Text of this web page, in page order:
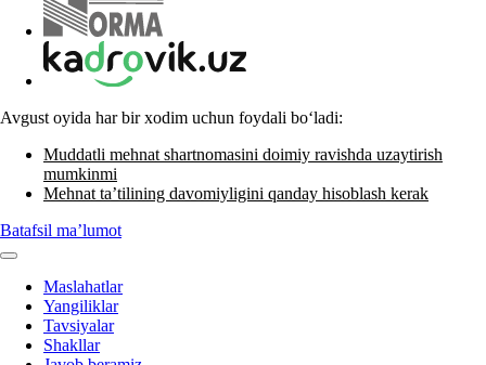
Avgust oyida har bir хodim uchun foydali boʻladi:
Muddatli mehnat shartnomasini doimiy ravishda uzaytirish
mumkinmi
Mehnat ta’tilining davomiyligini qanday hisoblash kerak
Batafsil ma’lumot
Maslahatlar
Yangiliklar
Tavsiyalar
Shakllar